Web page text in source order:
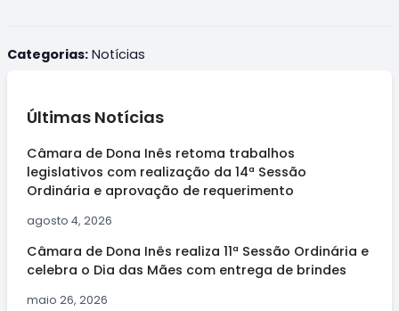
Categorias: Notícias
Últimas Notícias
Câmara de Dona Inês retoma trabalhos
legislativos com realização da 14ª Sessão
Ordinária e aprovação de requerimento
agosto 4, 2026
Câmara de Dona Inês realiza 11ª Sessão Ordinária e
celebra o Dia das Mães com entrega de brindes
maio 26, 2026